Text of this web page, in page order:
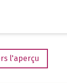
l'aperçu